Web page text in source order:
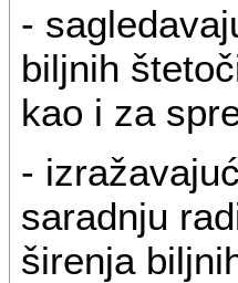
-
biljnih
kao i za
-
saradnju
širenja